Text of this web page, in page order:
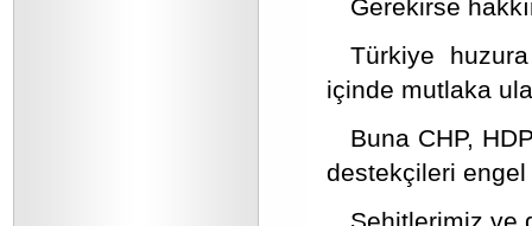
Gerekirse
Türkiye
içinde mutlaka
Buna CHP,
destekçileri engel